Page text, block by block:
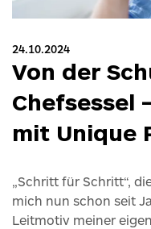
24.10.2024
Von der
Chefsessel
mit Unique
„Schritt für Schritt“,
mich nun schon seit
Leitmotiv meiner